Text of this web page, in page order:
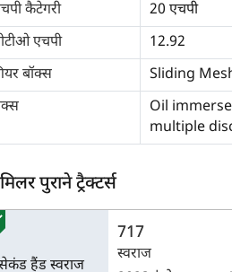
कैटेगरी
20 एचपी
एचपी
12.92
बॉक्स
Sliding
Oil
multiple
पुराने ट्रैक्टर्स
717
स्वराज